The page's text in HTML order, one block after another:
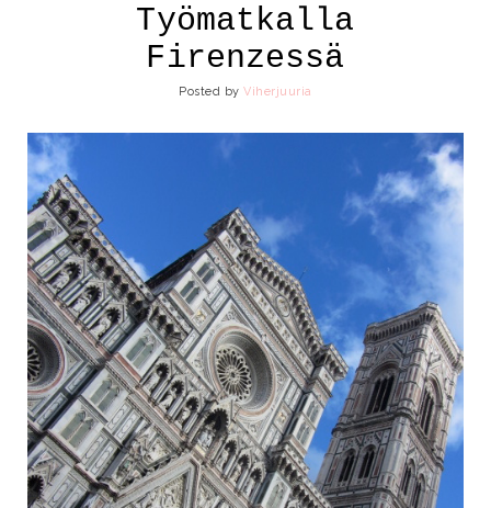
Työmatkalla
Firenzessä
Posted byViherjuuria